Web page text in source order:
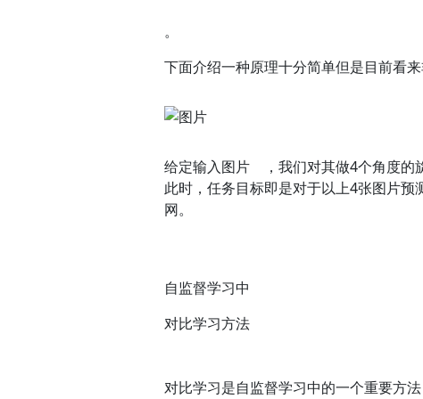
。
下面介绍一种原理十分简单但是目前看
给定输入图片 ，我们对其做4个角度
此时，任务目标即是对于以上4张图片
网。
自监督学习中
对比学习方法
对比学习是自监督学习中的一个重要方